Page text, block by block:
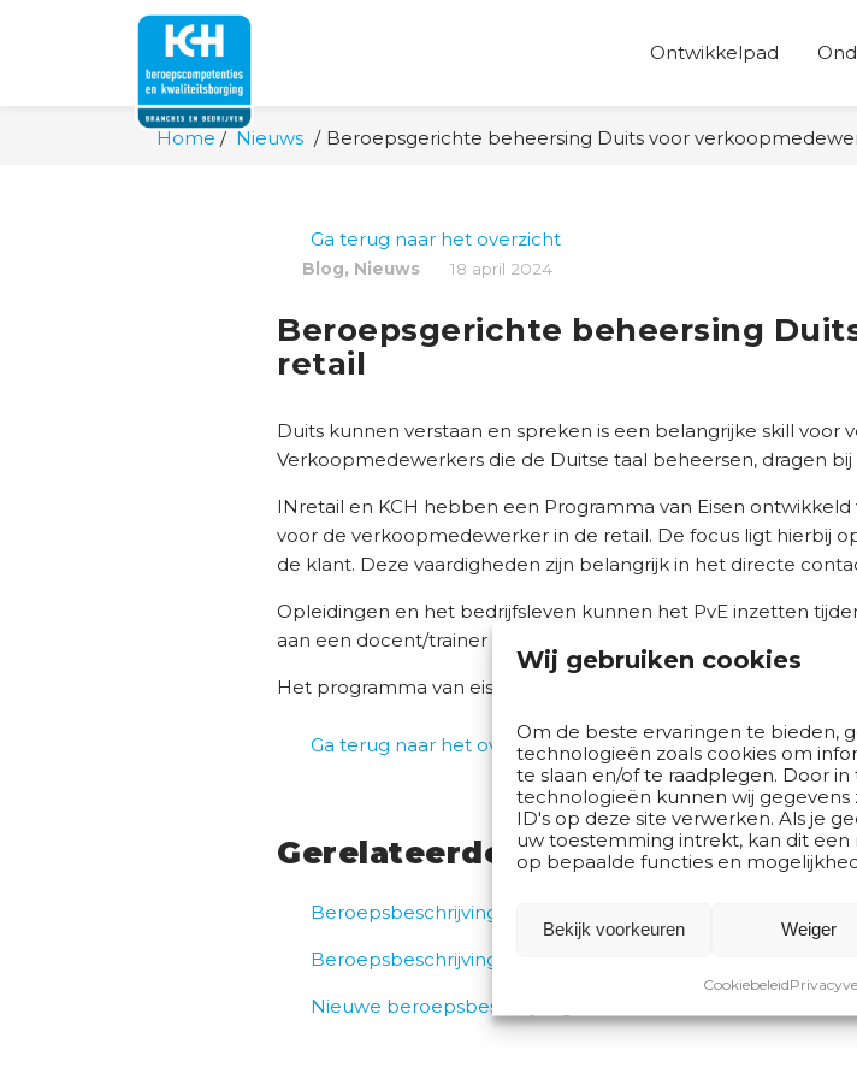
Wij gebruiken cookies
Om de beste ervaringen te bieden,
technologieën zoals cookies om
te slaan en/of te raadplegen. Door
technologieën kunnen wij gegevens
ID's op deze site verwerken. Als je
uw toestemming intrekt, kan dit
op bepaalde functies en
Weiger
Bekijk voorkeuren
Cookiebeleid
Ontwikkelpad
Home Nieuws Beroepsgerichte beheersing Duits voor
Ga terug naar het overzicht
Blog, Nieuws 18 april 2024
Beroepsgerichte beheersing
retail
Duits kunnen verstaan en spreken is een belangrijke skill voor
Verkoopmedewerkers die de Duitse taal beheersen, dragen
INretail en KCH hebben een Programma van Eisen
voor de verkoopmedewerker in de retail. De focus ligt hierbij
de klant. Deze vaardigheden zijn belangrijk in het directe
Opleidingen en het bedrijfsleven kunnen het PvE inzetten
aan een docent/trainer Duits voor het trainen van medewerkers.
Het programma van eisen is toegevoegd aan de
Ga terug naar het overzicht
Gerelateerde artikelen
Beroepsbeschrijvingen (allround) keukenmonteur
Beroepsbeschrijvingen voor ambulante handel
Nieuwe beroepsbeschrijving Interieuradviseur